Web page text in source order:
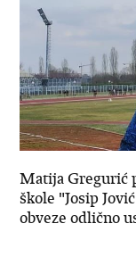
Matija Gregurić
škole "Josip
obveze odlično